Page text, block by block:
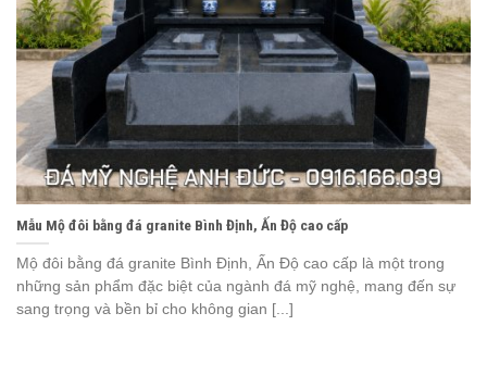
Mẫu Mộ đôi bằng đá granite Bình Định, Ấn Độ cao cấp
Mộ đôi bằng đá granite Bình Định, Ấn Độ cao cấp là một trong
những sản phẩm đặc biệt của ngành đá mỹ nghệ, mang đến sự
sang trọng và bền bỉ cho không gian [...]